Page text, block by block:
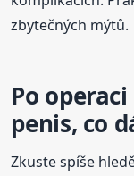
zbytečných mýtů.
Po
penis, co
Zkuste spíše